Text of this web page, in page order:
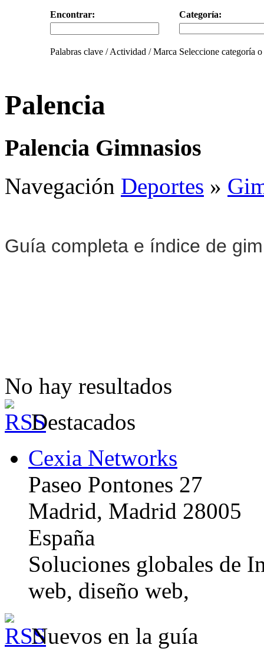
Encontrar: Categoría:
Palabras clave / Actividad / Marca Seleccione categoría
Palencia
Palencia Gimnasios
Navegación Deportes »
Guía completa e índice de
No hay resultados
Destacados
Cexia Networks
Paseo Pontones 27
Madrid, Madrid 28005
España
Soluciones globales de
web, diseño web,
Nuevos en la guía